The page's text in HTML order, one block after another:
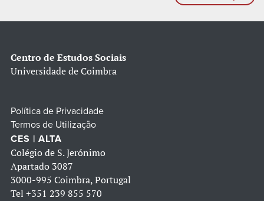
Centro de Estudos Sociais
Universidade de Coimbra
Política de Privacidade
Termos de Utilização
CES | ALTA
Colégio de S. Jerónimo
Apartado 3087
3000-995 Coimbra, Portugal
Tel +351 239 855 570